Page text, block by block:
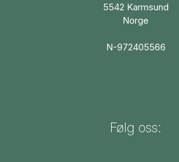
5542 Karmsund
Norge
N-972405566
Følg oss: